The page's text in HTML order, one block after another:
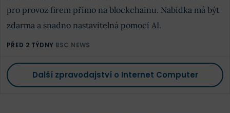
pro provoz firem přímo na blockchainu. Nabídka má být
zdarma a snadno nastavitelná pomocí AI.
PŘED 2 TÝDNY BSC.NEWS
Další zpravodajství o Internet Computer